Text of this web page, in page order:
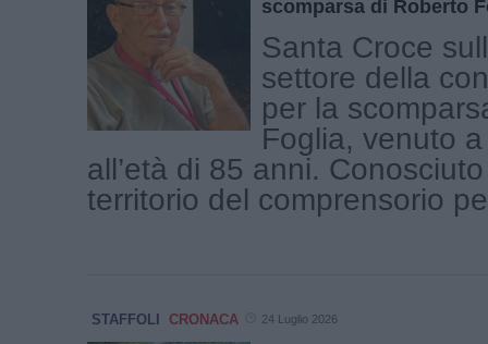
scomparsa di Roberto
Santa Croce
settore della
per la
Foglia, venuto
all’età di 85 anni.
territorio del comprensorio
STAFFOLI CRONACA 24 Luglio 2026